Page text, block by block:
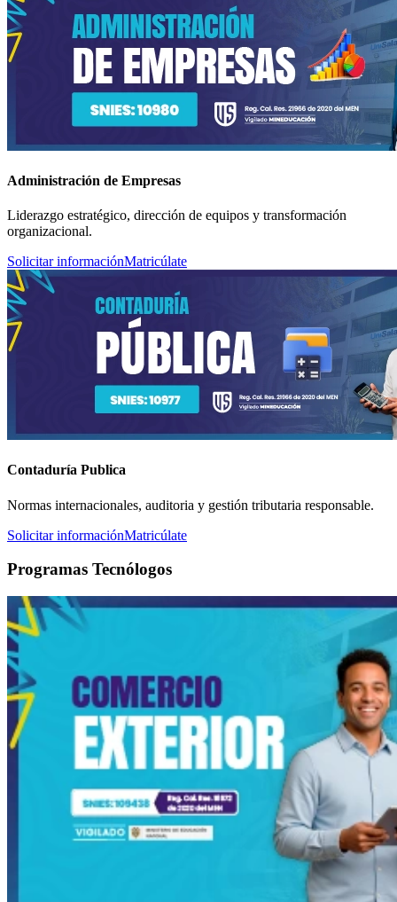
Administración de Empresas
Liderazgo estratégico, dirección de equipos y transformación
organizacional.
Solicitar informaciónMatricúlate
Contaduría Publica
Normas internacionales, auditoria y gestión tributaria responsable.
Solicitar informaciónMatricúlate
Programas Tecnólogos